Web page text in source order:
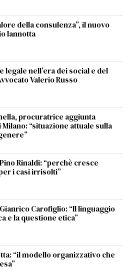
della consulenza”, il nuovo
Iannotta
legale nell’era dei social e del
Valerio Russo
procuratrice aggiunta
“situazione attuale sulla
Rinaldi: “perchè cresce
i casi irrisolti”
Carofiglio: “Il linguaggio
e la questione etica”
“il modello organizzativo che